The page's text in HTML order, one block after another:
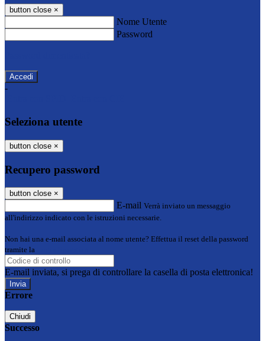
button close ×
Nome Utente
Password
-
Seleziona utente
button close ×
Recupero password
button close ×
E-mail Verrà inviato un messaggio
all'indirizzo indicato con le istruzioni necessarie.
Non hai una e-mail associata al nome utente? Effettua il reset della password
tramite la
E-mail inviata, si prega di controllare la casella di posta elettronica!
Errore
Chiudi
Successo